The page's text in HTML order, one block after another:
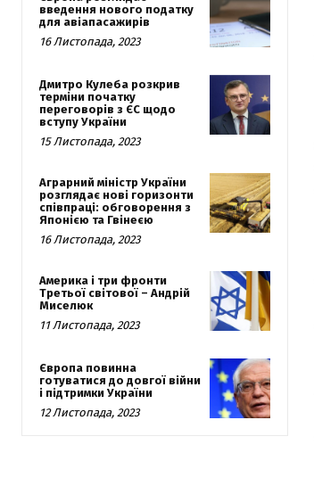
введення нового податку
для авіапасажирів
16 Листопада, 2023
Дмитро Кулеба розкрив
терміни початку
переговорів з ЄС щодо
вступу України
15 Листопада, 2023
Аграрний міністр України
розглядає нові горизонти
співпраці: обговорення з
Японією та Гвінеєю
16 Листопада, 2023
Америка і три фронти
Третьої світової – Андрій
Миселюк
11 Листопада, 2023
Європа повинна
готуватися до довгої війни
і підтримки України
12 Листопада, 2023